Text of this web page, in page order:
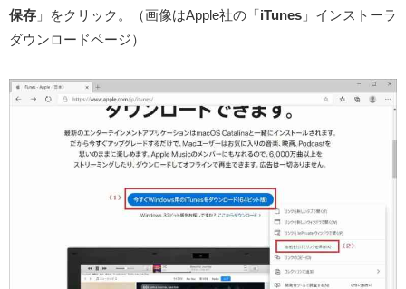
保存 」をクリック。（画像はApple社の「iTunes 」インストーラ
ダウンロードページ）